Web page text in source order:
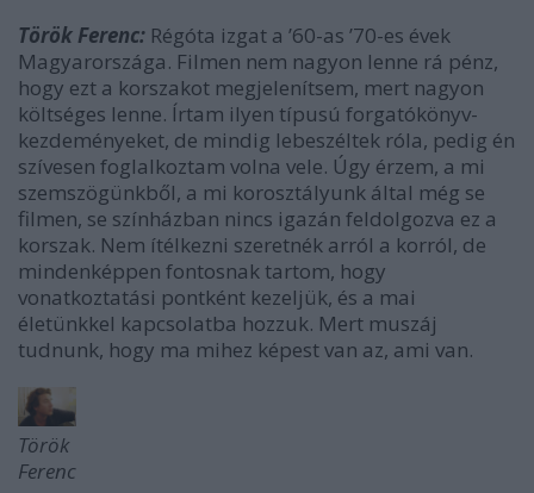
Török Ferenc: Régóta izgat a ’60-as ’70-es évek
Magyarországa. Filmen nem nagyon lenne rá pénz,
hogy ezt a korszakot megjelenítsem, mert nagyon
költséges lenne. Írtam ilyen típusú forgatókönyv-
kezdeményeket, de mindig lebeszéltek róla, pedig én
szívesen foglalkoztam volna vele. Úgy érzem, a mi
szemszögünkből, a mi korosztályunk által még se
filmen, se színházban nincs igazán feldolgozva ez a
korszak. Nem ítélkezni szeretnék arról a korról, de
mindenképpen fontosnak tartom, hogy
vonatkoztatási pontként kezeljük, és a mai
életünkkel kapcsolatba hozzuk. Mert muszáj
tudnunk, hogy ma mihez képest van az, ami van.
Török
Ferenc